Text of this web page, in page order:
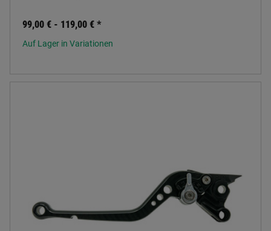
99,00 € - 119,00 € *
Auf Lager in Variationen